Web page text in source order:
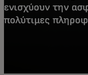
ενισχύουν την
πολύτιμες